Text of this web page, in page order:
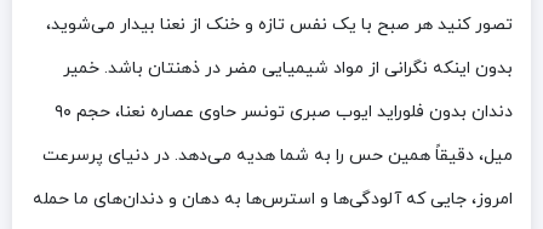
تصور کنید هر صبح با یک نفس تازه و خنک از نعنا بیدار می‌شوید،
بدون اینکه نگرانی از مواد شیمیایی مضر در ذهنتان باشد. خمیر
دندان بدون فلوراید ایوب صبری تونسر حاوی عصاره نعنا، حجم ۹۰
میل، دقیقاً همین حس را به شما هدیه می‌دهد. در دنیای پرسرعت
امروز، جایی که آلودگی‌ها و استرس‌ها به دهان و دندان‌های ما حمله